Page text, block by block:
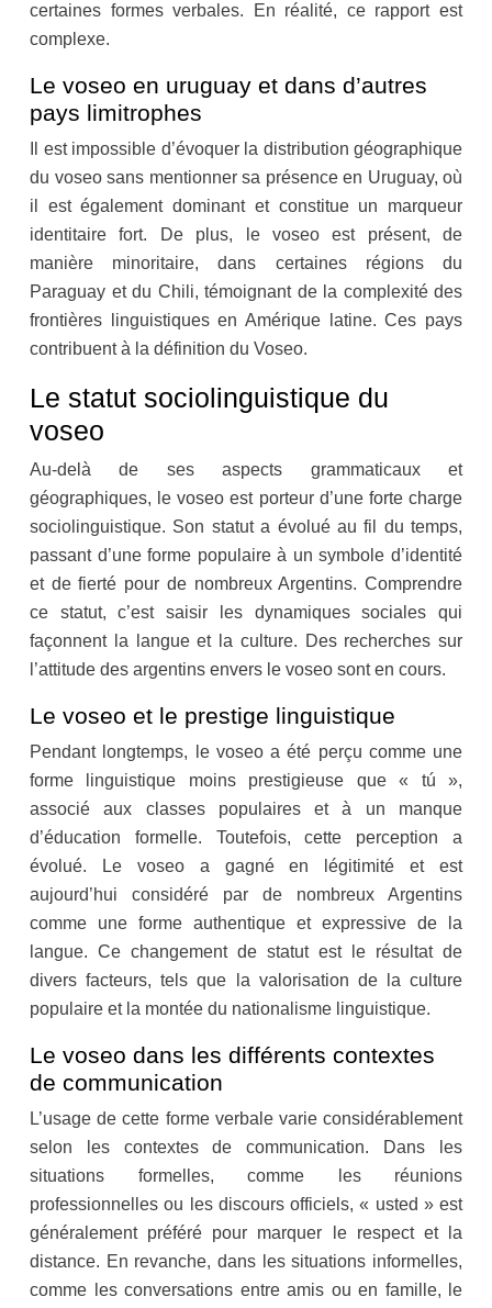
certaines formes verbales. En réalité, ce rapport est
complexe.
Le voseo en uruguay et dans d’autres
pays limitrophes
Il est impossible d’évoquer la distribution géographique
du voseo sans mentionner sa présence en Uruguay, où
il est également dominant et constitue un marqueur
identitaire fort. De plus, le voseo est présent, de
manière minoritaire, dans certaines régions du
Paraguay et du Chili, témoignant de la complexité des
frontières linguistiques en Amérique latine. Ces pays
contribuent à la définition du Voseo.
Le statut sociolinguistique du
voseo
Au-delà de ses aspects grammaticaux et
géographiques, le voseo est porteur d’une forte charge
sociolinguistique. Son statut a évolué au fil du temps,
passant d’une forme populaire à un symbole d’identité
et de fierté pour de nombreux Argentins. Comprendre
ce statut, c’est saisir les dynamiques sociales qui
façonnent la langue et la culture. Des recherches sur
l’attitude des argentins envers le voseo sont en cours.
Le voseo et le prestige linguistique
Pendant longtemps, le voseo a été perçu comme une
forme linguistique moins prestigieuse que « tú »,
associé aux classes populaires et à un manque
d’éducation formelle. Toutefois, cette perception a
évolué. Le voseo a gagné en légitimité et est
aujourd’hui considéré par de nombreux Argentins
comme une forme authentique et expressive de la
langue. Ce changement de statut est le résultat de
divers facteurs, tels que la valorisation de la culture
populaire et la montée du nationalisme linguistique.
Le voseo dans les différents contextes
de communication
L’usage de cette forme verbale varie considérablement
selon les contextes de communication. Dans les
situations formelles, comme les réunions
professionnelles ou les discours officiels, « usted » est
généralement préféré pour marquer le respect et la
distance. En revanche, dans les situations informelles,
comme les conversations entre amis ou en famille, le